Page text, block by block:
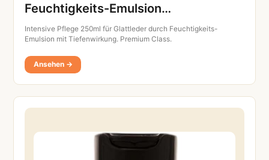
Feuchtigkeits-Emulsion…
Intensive Pflege 250ml für Glattleder durch Feuchtigkeits-
Emulsion mit Tiefenwirkung. Premium Class.
Ansehen →